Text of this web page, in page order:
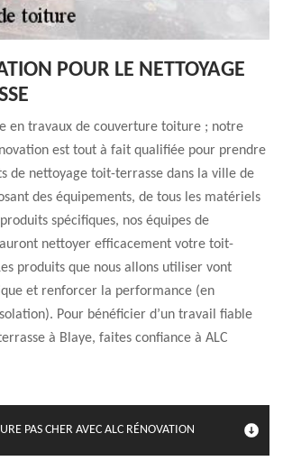
POUR LE NETTOYAGE
en travaux de couverture toiture ; notre
est tout à fait qualifiée pour prendre
de nettoyage toit-terrasse dans la ville de
des équipements, de tous les matériels
spécifiques, nos équipes de
nettoyer efficacement votre toit-
produits que nous allons utiliser vont
et renforcer la performance (en
Pour bénéficier d’un travail fiable
à Blaye, faites confiance à ALC
PAS CHER AVEC ALC RÉNOVATION